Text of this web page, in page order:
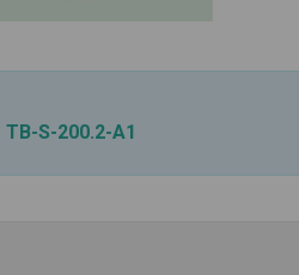
ТВ-S-200.2-А1